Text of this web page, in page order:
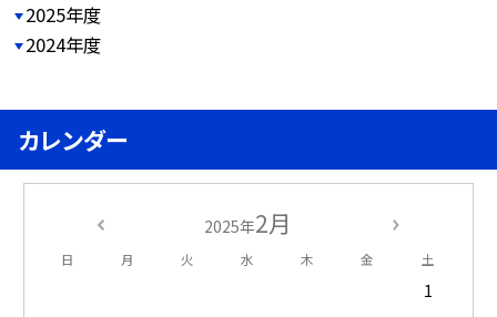
2025年度
2024年度
カレンダー
2025年2月
日 月 火 水 木 金 土
1